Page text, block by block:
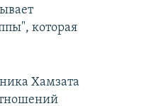
которая
Хамзата